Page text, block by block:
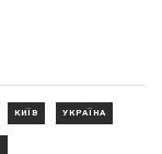
КИЇВ УКРАЇНА